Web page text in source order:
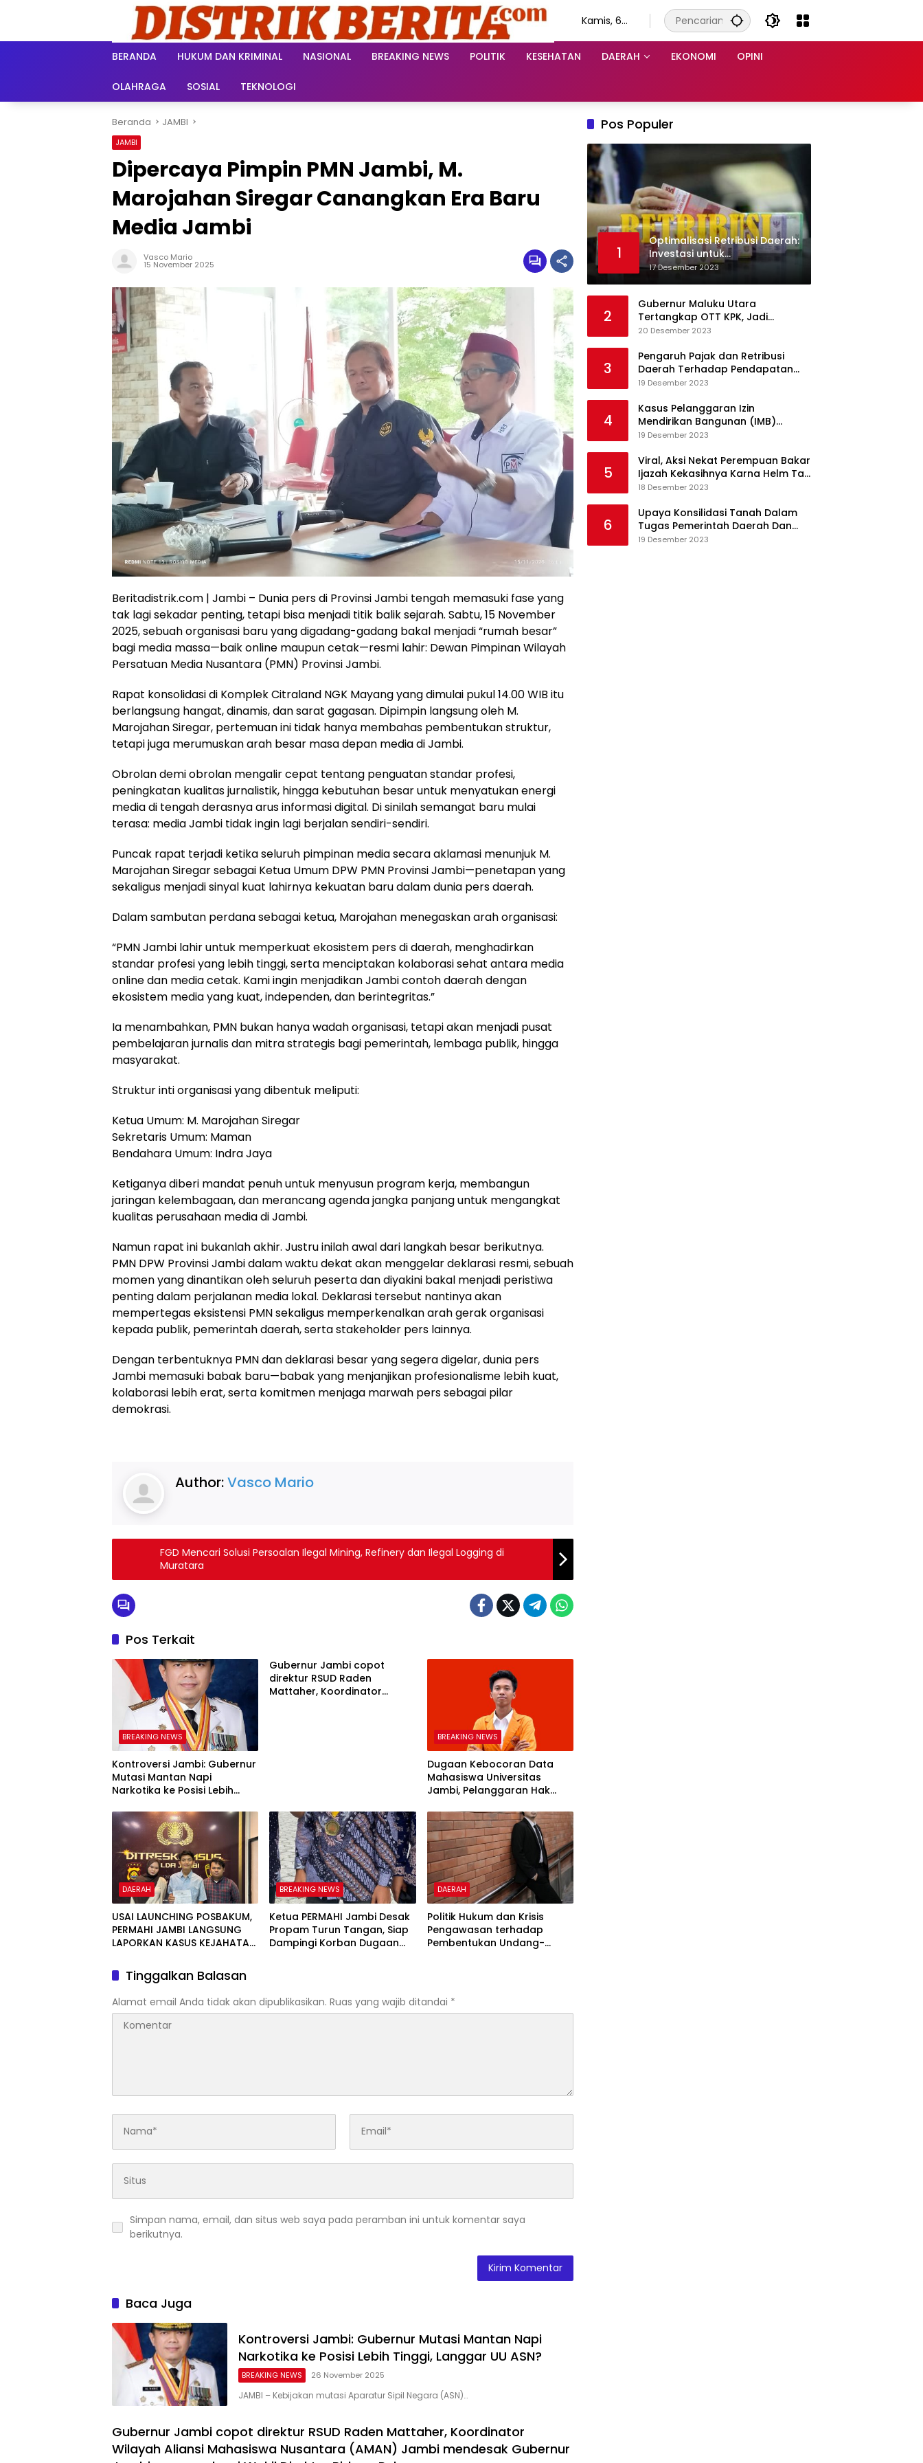
Kamis, 6
BERANDA HUKUM DAN KRIMINAL NASIONAL BREAKING NEWS POLITIK KESEHATAN DAERAH EKONOMI OPINI
OLAHRAGA SOSIAL TEKNOLOGI
Beranda JAMBI
JAMBI
Dipercaya Pimpin PMN Jambi, M.
Marojahan Siregar Canangkan Era Baru
Media Jambi
Vasco Mario
15 November 2025
Beritadistrik.com | Jambi – Dunia pers di Provinsi Jambi tengah memasuki fase yang
tak lagi sekadar penting, tetapi bisa menjadi titik balik sejarah. Sabtu, 15 November
2025, sebuah organisasi baru yang digadang-gadang bakal menjadi “rumah besar”
bagi media massa—baik online maupun cetak—resmi lahir: Dewan Pimpinan Wilayah
Persatuan Media Nusantara (PMN) Provinsi Jambi.
Rapat konsolidasi di Komplek Citraland NGK Mayang yang dimulai pukul 14.00 WIB itu
berlangsung hangat, dinamis, dan sarat gagasan. Dipimpin langsung oleh M.
Marojahan Siregar, pertemuan ini tidak hanya membahas pembentukan struktur,
tetapi juga merumuskan arah besar masa depan media di Jambi.
Obrolan demi obrolan mengalir cepat tentang penguatan standar profesi,
peningkatan kualitas jurnalistik, hingga kebutuhan besar untuk menyatukan energi
media di tengah derasnya arus informasi digital. Di sinilah semangat baru mulai
terasa: media Jambi tidak ingin lagi berjalan sendiri-sendiri.
Puncak rapat terjadi ketika seluruh pimpinan media secara aklamasi menunjuk M.
Marojahan Siregar sebagai Ketua Umum DPW PMN Provinsi Jambi—penetapan yang
sekaligus menjadi sinyal kuat lahirnya kekuatan baru dalam dunia pers daerah.
Dalam sambutan perdana sebagai ketua, Marojahan menegaskan arah organisasi:
“PMN Jambi lahir untuk memperkuat ekosistem pers di daerah, menghadirkan
standar profesi yang lebih tinggi, serta menciptakan kolaborasi sehat antara media
online dan media cetak. Kami ingin menjadikan Jambi contoh daerah dengan
ekosistem media yang kuat, independen, dan berintegritas.”
Ia menambahkan, PMN bukan hanya wadah organisasi, tetapi akan menjadi pusat
pembelajaran jurnalis dan mitra strategis bagi pemerintah, lembaga publik, hingga
masyarakat.
Struktur inti organisasi yang dibentuk meliputi:
Ketua Umum: M. Marojahan Siregar
Sekretaris Umum: Maman
Bendahara Umum: Indra Jaya
Ketiganya diberi mandat penuh untuk menyusun program kerja, membangun
jaringan kelembagaan, dan merancang agenda jangka panjang untuk mengangkat
kualitas perusahaan media di Jambi.
Namun rapat ini bukanlah akhir. Justru inilah awal dari langkah besar berikutnya.
PMN DPW Provinsi Jambi dalam waktu dekat akan menggelar deklarasi resmi, sebuah
momen yang dinantikan oleh seluruh peserta dan diyakini bakal menjadi peristiwa
penting dalam perjalanan media lokal. Deklarasi tersebut nantinya akan
mempertegas eksistensi PMN sekaligus memperkenalkan arah gerak organisasi
kepada publik, pemerintah daerah, serta stakeholder pers lainnya.
Dengan terbentuknya PMN dan deklarasi besar yang segera digelar, dunia pers
Jambi memasuki babak baru—babak yang menjanjikan profesionalisme lebih kuat,
kolaborasi lebih erat, serta komitmen menjaga marwah pers sebagai pilar
demokrasi.
Author:Vasco Mario
FGD Mencari Solusi Persoalan Ilegal Mining, Refinery dan Ilegal Logging di
Muratara
Pos Terkait
BREAKING NEWS
Kontroversi Jambi: Gubernur
Mutasi Mantan Napi
Narkotika ke Posisi Lebih
Gubernur Jambi copot
direktur RSUD Raden
Mattaher, Koordinator
BREAKING NEWS
Dugaan Kebocoran Data
Mahasiswa Universitas
Jambi, Pelanggaran Hak
Struktural yang Tak Bisa
Dimaafkan
DAERAH
USAI LAUNCHING POSBAKUM,
PERMAHI JAMBI LANGSUNG
LAPORKAN KASUS KEJAHATAN
BREAKING NEWS
Ketua PERMAHI Jambi Desak
Propam Turun Tangan, Siap
Dampingi Korban Dugaan
DAERAH
Politik Hukum dan Krisis
Pengawasan terhadap
Pembentukan Undang-
Tinggalkan Balasan
Alamat email Anda tidak akan dipublikasikan. Ruas yang wajib ditandai *
Simpan nama, email, dan situs web saya pada peramban ini untuk komentar saya
berikutnya.
Baca Juga
Kontroversi Jambi: Gubernur Mutasi Mantan Napi
Narkotika ke Posisi Lebih Tinggi, Langgar UU ASN?
BREAKING NEWS 26 November 2025
JAMBI – Kebijakan mutasi Aparatur Sipil Negara (ASN)…
Gubernur Jambi copot direktur RSUD Raden Mattaher, Koordinator
Wilayah Aliansi Mahasiswa Nusantara (AMAN) Jambi mendesak Gubernur
Pos Populer
1
Optimalisasi Retribusi Daerah:
Investasi untuk
Pembangunan Berkelanjutan
17 Desember 2023
2
Gubernur Maluku Utara
Tertangkap OTT KPK, Jadi
Tersangka Kasus Korupsi Proyek
20 Desember 2023
3
Pengaruh Pajak dan Retribusi
Daerah Terhadap Pendapatan
Asli Daerah Provinsi Jambi
19 Desember 2023
4
Kasus Pelanggaran Izin
Mendirikan Bangunan (IMB)
Apartemen Royal Kedhaton di
19 Desember 2023
5
Viral, Aksi Nekat Perempuan Bakar
Ijazah Kekasihnya Karna Helm Tak
Kunjung Dikembalikan
18 Desember 2023
6
Upaya Konsilidasi Tanah Dalam
Tugas Pemerintah Daerah Dan
Partisipasi Masyarakat
19 Desember 2023